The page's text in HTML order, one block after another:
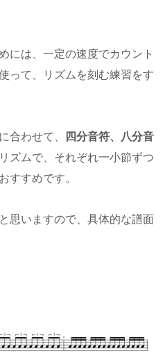
には、一定の速度でカウント
って、リズムを刻む練習をす
合わせて、
四分音符、八分音
ズムで、それぞれ一小節ずつ
すすめです。
思いますので、具体的な譜面